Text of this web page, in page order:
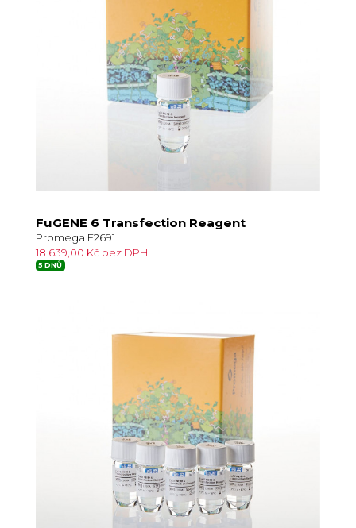
FuGENE 6 Transfection Reagent
Promega E2691
18 639,00 Kč bez DPH
5 DNŮ